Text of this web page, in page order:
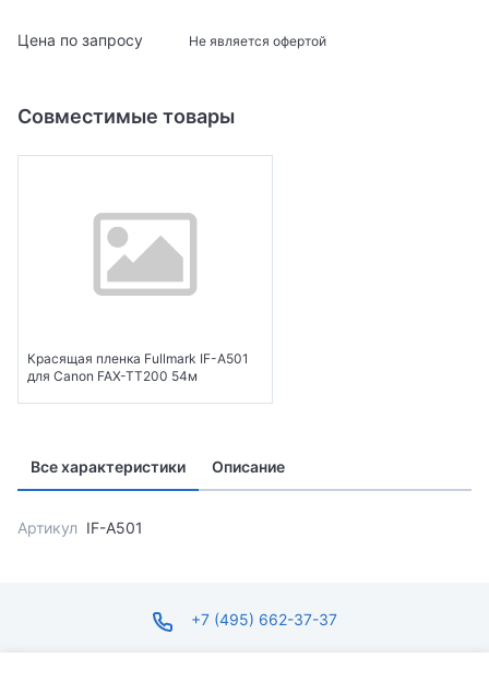
Цена по запросу Не является офертой
Совместимые товары
Красящая пленка Fullmark IF-A501
для Canon FAX-TT200 54м
Все характеристики Описание
Артикул IF-A501
+7 (495) 662-37-37